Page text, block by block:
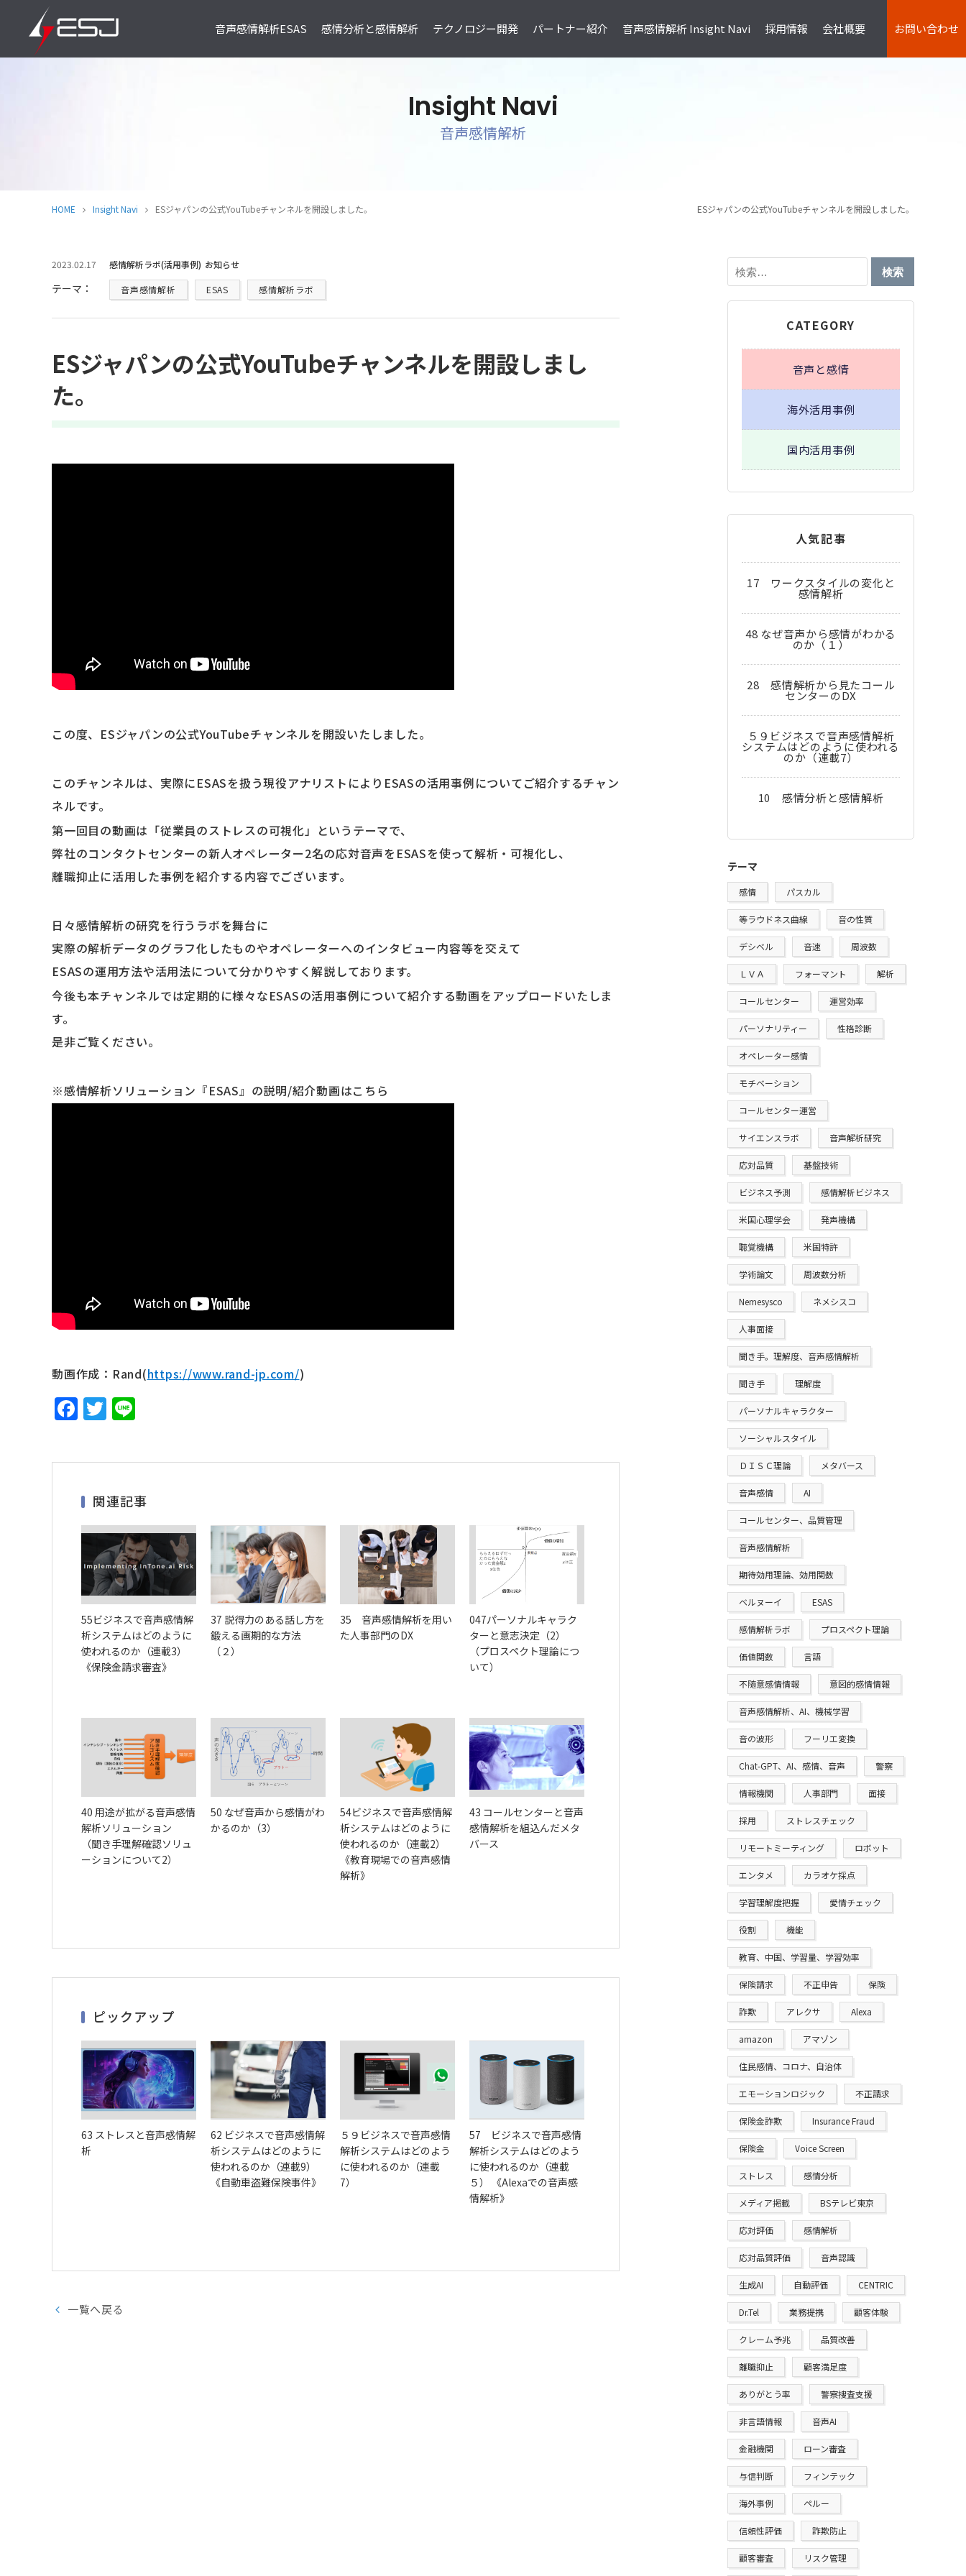
音声感情解析ESAS 感情分析と感情解析 テクノロジー開発 パートナー紹介 音声感情解析 Insight Navi 採用情報 会社概要 お問い合わせ
Insight Navi
音声感情解析
HOME Insight Navi ESジャパンの公式YouTubeチャンネルを開設しました。 ESジャパンの公式YouTubeチャンネルを開設しました。
2023.02.17 感情解析ラボ(活用事例) お知らせ
テーマ： 音声感情解析 ESAS 感情解析ラボ
ESジャパンの公式YouTubeチャンネルを開設しまし
た。
この度、ESジャパンの公式YouTubeチャンネルを開設いたしました。
このチャンネルは、実際にESASを扱う現役アナリストによりESASの活用事例についてご紹介するチャン
ネルです。
第一回目の動画は「従業員のストレスの可視化」というテーマで、
弊社のコンタクトセンターの新人オペレーター2名の応対音声をESASを使って解析・可視化し、
離職抑止に活用した事例を紹介する内容でございます。
日々感情解析の研究を行うラボを舞台に
実際の解析データのグラフ化したものやオペレーターへのインタビュー内容等を交えて
ESASの運用方法や活用法について分かりやすく解説しております。
今後も本チャンネルでは定期的に様々なESASの活用事例について紹介する動画をアップロードいたしま
す。
是非ご覧ください。
※感情解析ソリューション『ESAS』の説明/紹介動画はこちら
動画作成：Rand(https://www.rand-jp.com/)
F
a
c
b
o
k
T
w
it
r
e
関連記事
55ビジネスで音声感情解
析システムはどのように
使われるのか（連載3）
《保険金請求審査》
37 説得力のある話し方を
鍛える画期的な方法
（２）
35 音声感情解析を用い
た人事部門のDX
047パーソナルキャラク
ターと意志決定（2）
（プロスペクト理論につ
いて）
40 用途が拡がる音声感情
解析ソリューション
（聞き手理解確認ソリュ
ーションについて2）
50 なぜ音声から感情がわ
かるのか（3）
54ビジネスで音声感情解
析システムはどのように
使われるのか（連載2）
《教育現場での音声感情
解析》
43 コールセンターと音声
感情解析を組込んだメタ
バース
ピックアップ
63 ストレスと音声感情解
析
62 ビジネスで音声感情解
析システムはどのように
使われるのか（連載9）
《自動車盗難保険事件》
５９ビジネスで音声感情
解析システムはどのよう
に使われるのか（連載
7）
57 ビジネスで音声感情
解析システムはどのよう
に使われるのか（連載
５） 《Alexaでの音声感
情解析》
一覧へ戻る
検
CATEGORY
音声と感情
海外活用事例
国内活用事例
人気記事
17 ワークスタイルの変化と
感情解析
48 なぜ音声から感情がわかる
のか（１）
28 感情解析から見たコール
センターのDX
５９ビジネスで音声感情解析
システムはどのように使われる
のか（連載7）
10 感情分析と感情解析
テーマ
感情 パスカル
等ラウドネス曲線 音の性質
デシベル 音速 周波数
ＬＶＡ フォーマント 解析
コールセンター 運営効率
パーソナリティー 性格診断
オペレーター感情
モチベーション
コールセンター運営
サイエンスラボ 音声解析研究
応対品質 基盤技術
ビジネス予測 感情解析ビジネス
米国心理学会 発声機構
聴覚機構 米国特許
学術論文 周波数分析
Nemesysco ネメシスコ
人事面接
聞き手。理解度、音声感情解析
聞き手 理解度
パーソナルキャラクター
ソーシャルスタイル
ＤＩＳＣ理論 メタバース
音声感情 AI
コールセンター、品質管理
音声感情解析
期待効用理論、効用関数
ベルヌーイ ESAS
感情解析ラボ プロスペクト理論
価値関数 言語
不随意感情情報 意図的感情情報
音声感情解析、AI、機械学習
音の波形 フーリエ変換
Chat-GPT、AI、感情、音声 警察
情報機関 人事部門 面接
採用 ストレスチェック
リモートミーティング ロボット
エンタメ カラオケ採点
学習理解度把握 愛情チェック
役割 機能
教育、中国、学習量、学習効率
保険請求 不正申告 保険
詐欺 アレクサ Alexa
amazon アマゾン
住民感情、コロナ、自治体
エモーションロジック 不正請求
保険金詐欺 Insurance Fraud
保険金 Voice Screen
ストレス 感情分析
メディア掲載 BSテレビ東京
応対評価 感情解析
応対品質評価 音声認識
生成AI 自動評価 CENTRIC
Dr.Tel 業務提携 顧客体験
クレーム予兆 品質改善
離職抑止 顧客満足度
ありがとう率 警察捜査支援
非言語情報 音声AI
金融機関 ローン審査
与信判断 フィンテック
海外事例 ペルー
信頼性評価 詐欺防止
顧客審査 リスク管理